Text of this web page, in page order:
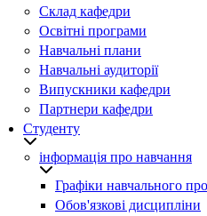
Склад кафедри
Освітні програми
Навчальні плани
Навчальні аудиторії
Випускники кафедри
Партнери кафедри
Студенту
інформація про навчання
Графіки навчального
Обов'язкові дисципліни